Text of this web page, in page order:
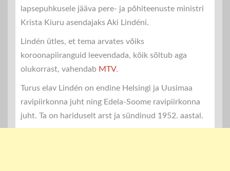
lapsepuhkusele jääva pere- ja põhiteenuste ministri
Krista Kiuru asendajaks Aki Lindéni.
Lindén ütles, et tema arvates võiks
koroonapiiranguid leevendada, kõik sõltub aga
olukorrast, vahendab MTV.
Turus elav Lindén on endine Helsingi ja Uusimaa
ravipiirkonna juht ning Edela-Soome ravipiirkonna
juht. Ta on hariduselt arst ja sündinud 1952. aastal.